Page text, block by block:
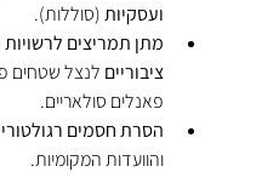
ועסקיות (סוללות).
מתן תמריצים
ציבוריים לנצל שטחים
פאנלים סולאריים.
הסרת חסמים
והוועדות המקומיות.